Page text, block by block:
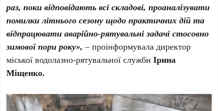
раз, поки відповідають всі складові, проаналізувати
помилки літнього сезону щодо практичних дій та
відпрацювати аварійно-рятувальні задачі стосовно
зимової пори року», – проінформувала директор
міської водолазно-рятувальної службиІрина
Міщенко.